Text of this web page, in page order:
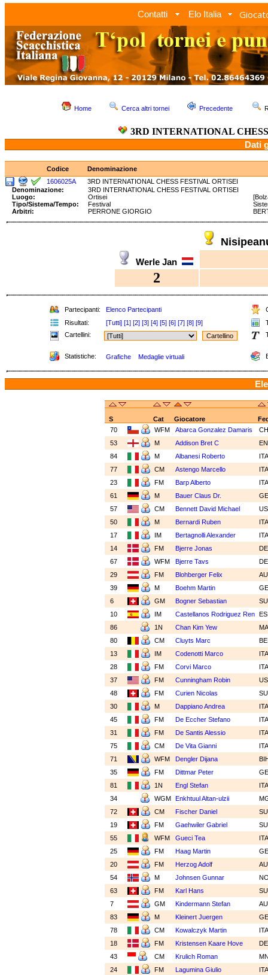
Contatti Elo Italia
Home Cerca altri tornei Precedente
3RD INTERNATIONAL
Dati
Codice
Denominazione
1606025A
3RD INTERNATIONAL CHESS FESTIVAL ORTISEI
Denominazione:
3RD INTERNATIONAL CHESS FESTIVAL ORTISEI
Luogo:
Ortisei
Tipo/Sistema/Tempo:
Festival
Arbitri:
PERRONE GIORGIO
Werle Jan
2
Partecipanti: Elenco Partecipanti
Risultati:
[Tutti] [1] [2] [3] [4] [5] [6] [7] [8] [9]
Cartellini:
Statistiche: Grafiche Medaglie virtuali
S Cat Giocatore
70
WFM Abarca Gonzalez Damaris
53
M Addison Bret C
84
M Albanesi Roberto
77
CM Astengo Marcello
23
FM Barp Alberto
61
M Bauer Claus Dr.
57
CM Bennett David Michael
50
M Bernardi Ruben
17
IM Bertagnolli Alexander
14
FM Bjerre Jonas
67
WFM Bjerre Tavs
29
FM Blohberger Felix
39
M Boehm Martin
6
GM Bogner Sebastian
10
IM Castellanos Rodriguez Ren
86
1N Chan Kim Yew
80
CM Cluyts Marc
13
IM Codenotti Marco
28
FM Corvi Marco
37
FM Cunningham Robin
48
FM Curien Nicolas
30
M Dappiano Andrea
45
FM De Eccher Stefano
31
FM De Santis Alessio
75
CM De Vita Gianni
71
WFM Dengler Dijana
35
FM Dittmar Peter
81
1N Engl Stefan
34
WGM Enkhtuul Altan-ulzii
72
CM Fischer Daniel
19
FM Gaehwiler Gabriel
55
WFM Gueci Tea
25
FM Haag Martin
20
FM Herzog Adolf
54
M Johnsen Gunnar
63
FM Karl Hans
7
GM Kindermann Stefan
83
M Kleinert Juergen
78
CM Kowalczyk Martin
18
FM Kristensen Kaare Hove
43
CM Krulich Roman
24
FM Lagumina Giulio